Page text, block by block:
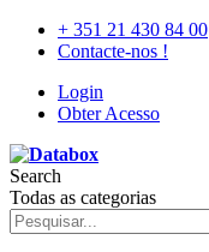
+ 351 21 430 84 00
Contacte-nos !
Login
Obter Acesso
Search
Todas as categorias